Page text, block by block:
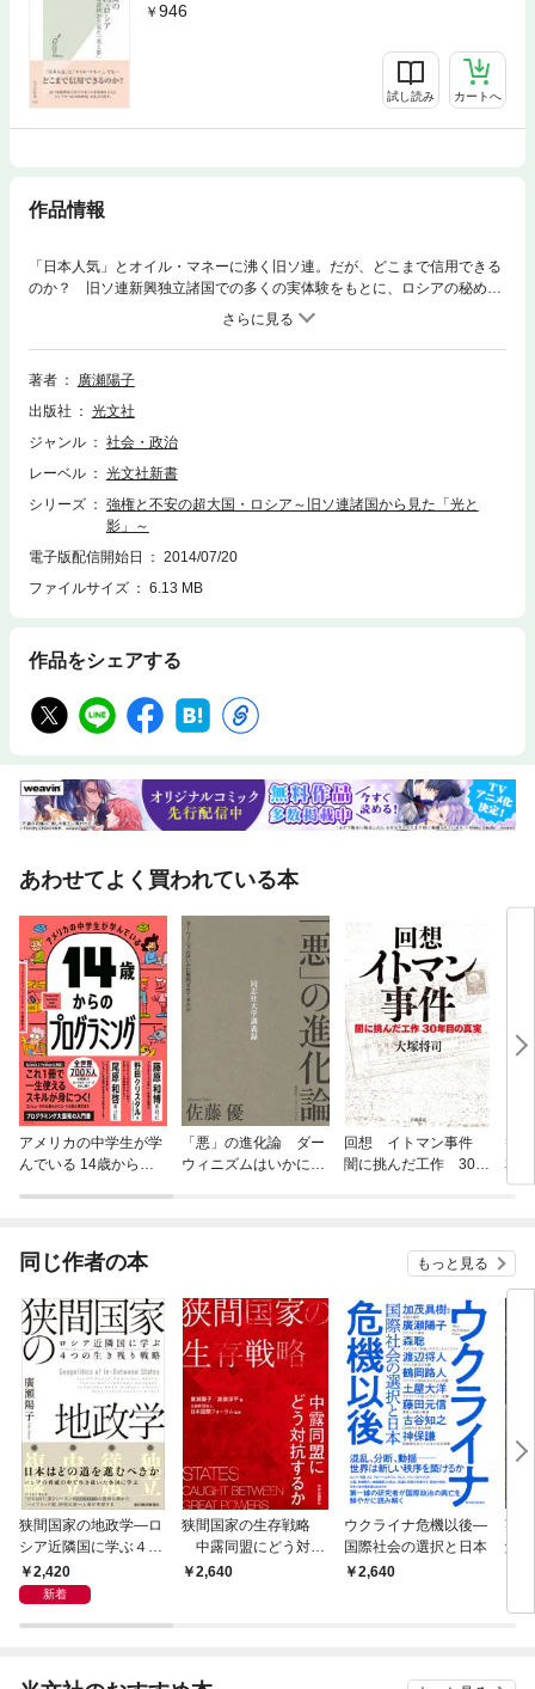
946
試し読み カートへ
作品情報
「日本人気」とオイル・マネーに沸く旧ソ連。だが、どこまで信用できる
のか？ 旧ソ連新興独立諸国での多くの実体験をもとに、ロシアの秘めら
著者
廣瀬陽子
出版社
光文社
ジャンル
社会・政治
レーベル
光文社新書
シリーズ
強権と不安の超大国・ロシア～旧ソ連諸国から見た「光と
影」～
電子版配信開始日
2014/07/20
ファイルサイズ
6.13 MB
作品をシェアする
あわせてよく買われている本
アメリカの中学生が学
んでいる 14歳からの
「悪」の進化論 ダー
ウィニズムはいかに悪
回想 イトマン事件
闇に挑んだ工作 30年
替
本
同じ作者の本 もっと見る
狭間国家の地政学―ロ
シア近隣国に学ぶ４つ
の生き残り戦略
2,420
新着
狭間国家の生存戦略
中露同盟にどう対抗
するか
2,640
ウクライナ危機以後―
国際社会の選択と日本
2,640
英
解